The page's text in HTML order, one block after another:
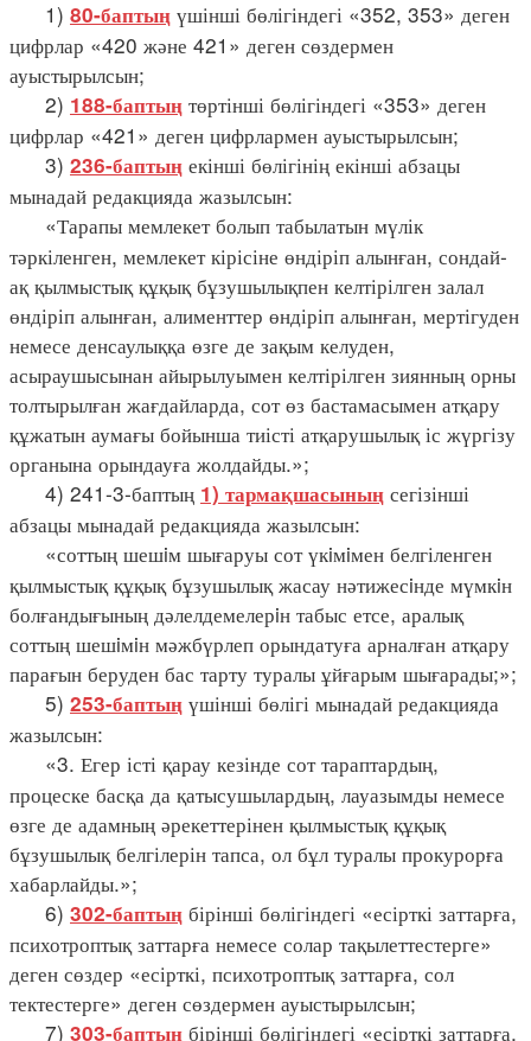
1) 80-баптың үшінші бөлігіндегі «352, 353» деген
цифрлар «420 және 421» деген сөздермен
ауыстырылсын;
2) 188-баптың төртінші бөлігіндегі «353» деген
цифрлар «421» деген цифрлармен ауыстырылсын;
3) 236-баптың екінші бөлігінің екінші абзацы
мынадай редакцияда жазылсын:
«Тарапы мемлекет болып табылатын мүлік
тәркіленген, мемлекет кірісіне өндіріп алынған, сондай-
ақ қылмыстық құқық бұзушылықпен келтірілген залал
өндіріп алынған, алименттер өндіріп алынған, мертігуден
немесе денсаулыққа өзге де зақым келуден,
асыраушысынан айырылуымен келтірілген зиянның орны
толтырылған жағдайларда, сот өз бастамасымен атқару
құжатын аумағы бойынша тиісті атқарушылық іс жүргізу
органына орындауға жолдайды.»;
4) 241-3-баптың 1) тармақшасының сегізінші
абзацы мынадай редакцияда жазылсын:
«соттың шешiм шығаруы сот үкiмiмен белгіленген
қылмыстық құқық бұзушылық жасау нәтижесiнде мүмкiн
болғандығының дәлелдемелерiн табыс етсе, аралық
соттың шешiмiн мәжбүрлеп орындатуға арналған атқару
парағын беруден бас тарту туралы ұйғарым шығарады;»;
5) 253-баптың үшінші бөлігі мынадай редакцияда
жазылсын:
«3. Егер істі қарау кезінде сот тараптардың,
процеске басқа да қатысушылардың, лауазымды немесе
өзге де адамның әрекеттерінен қылмыстық құқық
бұзушылық белгілерін тапса, ол бұл туралы прокурорға
хабарлайды.»;
6) 302-баптың бірінші бөлігіндегі «есірткі заттарға,
психотроптық заттарға немесе солар тақылеттестерге»
деген сөздер «есірткі, психотроптық заттарға, сол
тектестерге» деген сөздермен ауыстырылсын;
7) 303-баптың бірінші бөлігіндегі «есірткі заттарға,